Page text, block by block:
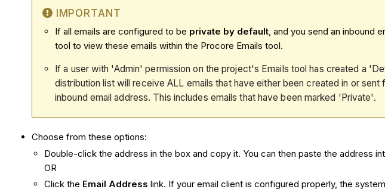
IMPORTANT
If all emails are configured to be private by default , and you send an inbound
tool to view these emails within the Procore Emails tool.
If a user with 'Admin' permission on the project's Emails tool has created a
distribution list will receive ALL emails that have either been created in or
inbound email address. This includes emails that have been marked 'Private'.
Choose from these options:
Double-click the address in the box and copy it. You can then paste the address
OR
Click the Email Address link. If your email client is configured properly, the